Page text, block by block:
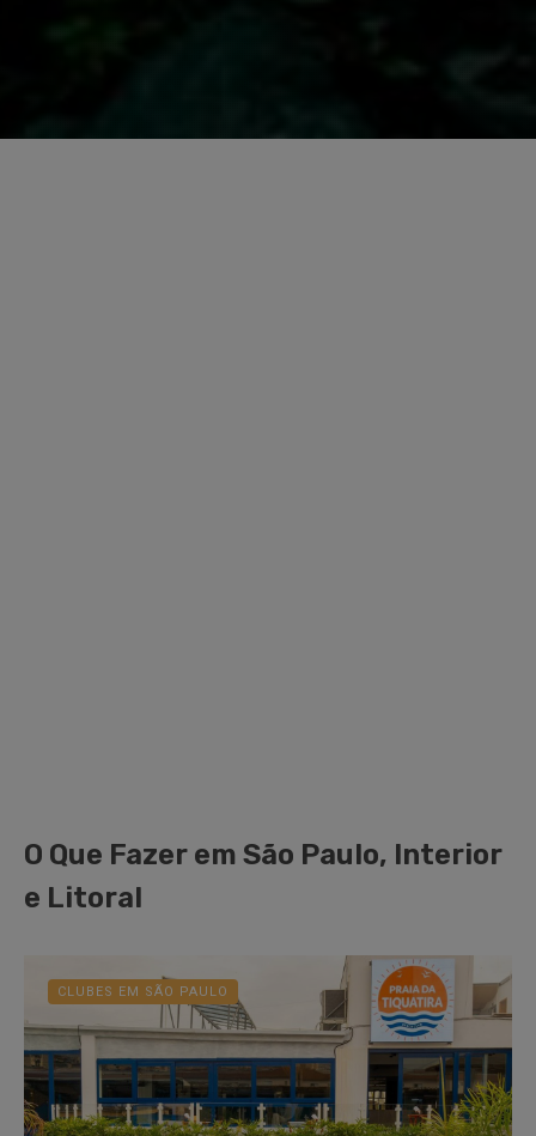
O Que Fazer em São Paulo, Interior
e Litoral
CLUBES EM SÃO PAULO